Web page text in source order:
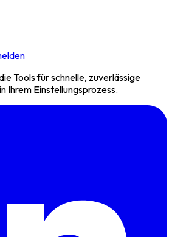
Tools für schnelle, zuverlässige
Ihrem Einstellungsprozess.